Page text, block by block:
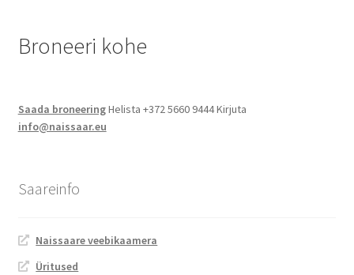
Broneeri kohe
Saada broneeringHelista +372 5660 9444 Kirjuta
info@naissaar.eu
Saareinfo
Naissaare veebikaamera
Üritused